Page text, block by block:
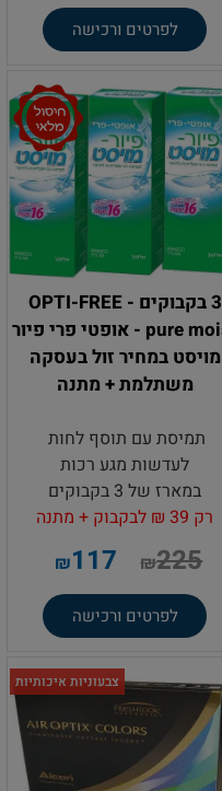
לפרטים ורכישה
3 בקבוקים - OPTI-FREE
pure moist - אופטי פרי פיור
מויסט במחיר זול בעסקה
משתלמת + מתנה
תמיסת עם תוסף לחות
לעדשות מגע רכות
במארז של 3 בקבוקים
רק 39 ₪ לבקבוק + מתנה
₪225
₪117
לפרטים ורכישה
צבעוניות איכותיות